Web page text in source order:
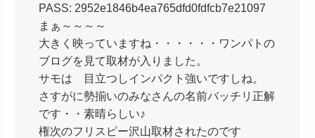
PASS: 2952e1846b4ea765dfd0fdfcb7e21097
まぁ～～～～
大きく映っていますね・・・・・・ワンパトの
ブログを見て取材が入りました。
サモは 目立つしインパクト強いですしね。
さすがに勢揃いのみなさんの名前バッチリ正解
です・・素晴らしい♪
権次のフリスピー沢山取材されたのです